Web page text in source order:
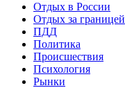
Отдых в России
Отдых за границей
ПДД
Политика
Происшествия
Психология
Рынки